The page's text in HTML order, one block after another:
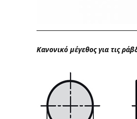
Κανονικό μέγεθος για τις